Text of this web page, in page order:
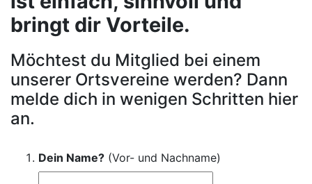
bringt dir Vorteile.
Möchtest du Mitglied bei einem
unserer Ortsvereine werden? Dann
melde dich in wenigen Schritten hier
an.
Dein Name? (Vor- und Nachname)